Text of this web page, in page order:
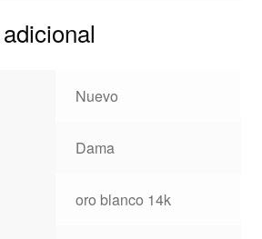
Nuevo
Dama
oro blanco 14k